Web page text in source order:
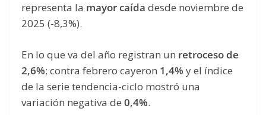
representa la mayor caída desde noviembre de
2025 (-8,3%).
En lo que va del año registran un retroceso de
2,6%; contra febrero cayeron 1,4% y el índice
de la serie tendencia-ciclo mostró una
variación negativa de 0,4%.